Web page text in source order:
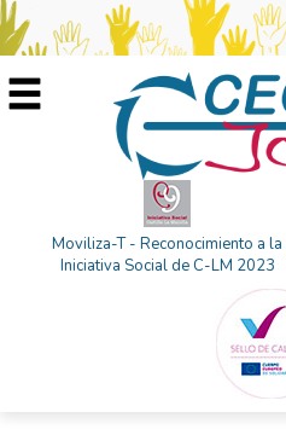
Moviliza-T - Reconocimiento a la
Iniciativa Social de C-LM 2023